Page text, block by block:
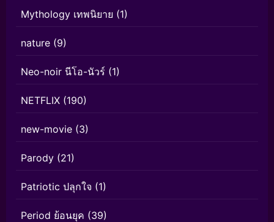
Mythology เทพนิยาย (1)
nature (9)
Neo-noir นีโอ-นัวร์ (1)
NETFLIX (190)
new-movie (3)
Parody (21)
Patriotic ปลุกใจ (1)
Period ย้อนยุค (39)